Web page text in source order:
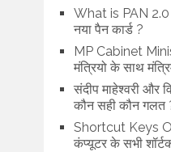
What is PAN 2.0
नया पैन कार्ड ?
MP Cabinet
मंत्रियो के साथ
संदीप माहेश्वरी और
कौन सही कौन गलत
Shortcut Keys
कंप्यूटर के सभी